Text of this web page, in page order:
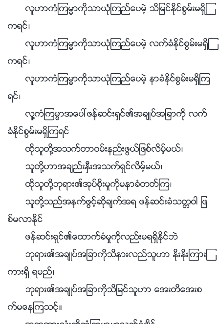
လူဟာကံၾကမၼာကိုသာယုံၾကည္ေပမဲ့ သိျမင္ႏိုင္စြမ္းမရွိၾ
ကရင္၊
လူဟာကံၾကမၼာကိုသာယုံၾကည္ေပမဲ့ လက္ခံႏိုင္စြမ္းမရွိၾ
ကရင္၊
လူဟာကံၾကမၼာကိုသာယုံၾကည္ေပမဲ့ နာခံႏိုင္စြမ္းမရွိၾက
ရင္၊
လူ႔ကံၾကမၼာအေပၚဖန္ဆင္းရွင္၏အခ်ဳပ္အျခာကို လက္
ခံႏိုင္စြမ္းမရွိၾကရင္
ထိုသူတို႔အသက္တာဝမ္းနည္းဖြယ္ျဖစ္လိမ့္မယ္၊
သူတို႔ဟာအခ်ည္းႏွီးအသက္ရွင္လိမ့္မယ္၊
ထိုသူတို႔ဘုရား၏အုပ္စိုးမႈကိုမနာခံတတ္ၾက၊
သူတို႔သည္အနက္ဖြင့္ဆိုခ်က္အရ ဖန္ဆင္းခံသတၱဝါ ျဖ
စ္မလာႏိုင္
ဖန္ဆင္းရွင္၏ေထာက္ခံမႈကိုလည္းမရရွိႏိုင္ဘဲ
ဘုရား၏အခ်ဳပ္အျခာကိုသိနားလည္သူဟာ ႏိုးႏိုးၾကားၾ
ကားရွိ ရမည္၊
ဘုရား၏အခ်ဳပ္အျခာကိုသိျမင္သူဟာ ေအးတိေအးစ
က္မေနၾကသင့္။